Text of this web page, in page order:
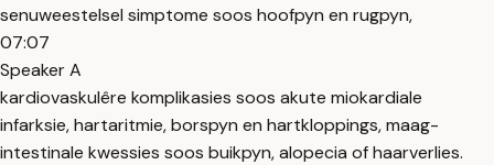
senuweestelsel simptome soos hoofpyn en rugpyn,
07:07
Speaker A
kardiovaskulêre komplikasies soos akute miokardiale
infarksie, hartaritmie, borspyn en hartkloppings, maag-
intestinale kwessies soos buikpyn, alopecia of haarverlies.